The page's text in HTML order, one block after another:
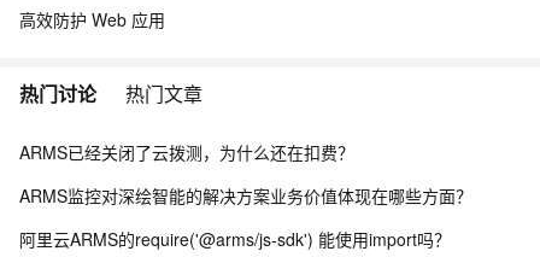
高效防护 Web 应用
热门讨论 热门文章
ARMS已经关闭了云拨测，为什么还在扣费？
ARMS监控对深绘智能的解决方案业务价值体现在哪些方面？
阿里云ARMS的require('@arms/js-sdk') 能使用import吗？